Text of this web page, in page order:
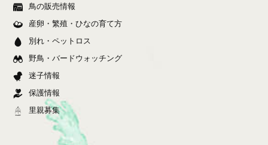
鳥の販売情報
産卵・繁殖・ひなの育て方
別れ・ペットロス
野鳥・バードウォッチング
迷子情報
保護情報
里親募集